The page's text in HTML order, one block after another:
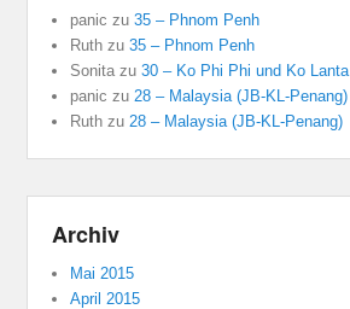
panic zu35 – Phnom Penh
Ruth zu35 – Phnom Penh
Sonita zu30 – Ko Phi Phi und Ko Lanta
panic zu 28 – Malaysia (JB-KL-Penang)
Ruth zu 28 – Malaysia (JB-KL-Penang)
Archiv
Mai 2015
April 2015